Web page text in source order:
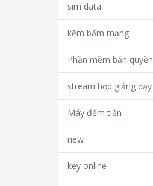
sim data
kềm bấm mạng
Phần mềm bản quyền
stream họp giảng dạy
Máy đếm tiền
new
key online